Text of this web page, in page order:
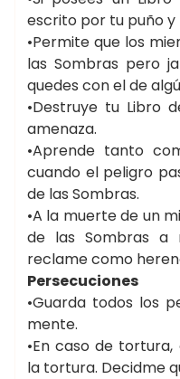
escrito por tu puño y
•Permite que los
las Sombras pero
quedes con el de
•Destruye tu Libro
amenaza.
•Aprende tanto
cuando el peligro
de las Sombras.
•A la muerte de un
de las Sombras a
reclame como
Persecuciones
•Guarda todos los
mente.
•En caso de tortura,
la tortura. Decidme